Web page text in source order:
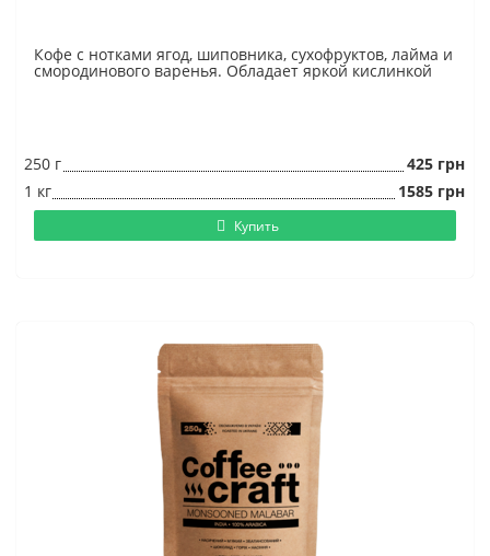
Кофе с нотками ягод, шиповника, сухофруктов, лайма и
смородинового варенья. Обладает яркой кислинкой
250 г
425 грн
1 кг
1585 грн
Купить